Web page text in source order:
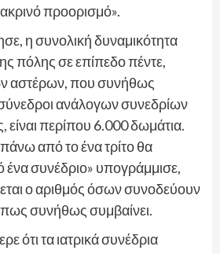
προορισμό».
η συνολική δυναμικότητα
πόλης σε επίπεδο πέντε,
αστέρων, που συνήθως
ανάλογων συνεδρίων
είναι περίπου 6.000 δωμάτια.
πάνω από το ένα τρίτο θα
ένα συνέδριο» υπογράμμισε,
ο αριθμός όσων συνοδεύουν
συνήθως συμβαίνει.
ότι τα ιατρικά συνέδρια